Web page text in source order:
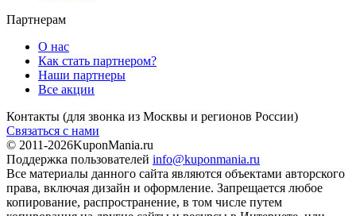
Партнерам
О нас
Как стать партнером?
Наши партнеры
Все акции
Контакты (для звонка из Москвы и регионов России)
Связаться с нами
© 2011-2026KuponMania.ru
Поддержка пользователей info@kuponmania.ru
Все материалы данного сайта являются объектами авторского
права, включая дизайн и оформление. Запрещается любое
копирование, распространение, в том числе путем